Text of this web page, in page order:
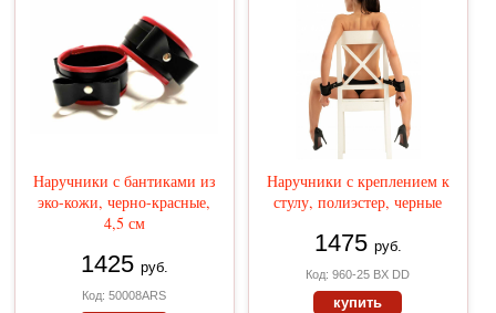
Наручники с бантиками из
эко-кожи, черно-красные,
4,5 см
1425 руб.
Код: 50008ARS
Наручники с креплением к
стулу, полиэстер, черные
1475 руб.
Код: 960-25 BX DD
купить